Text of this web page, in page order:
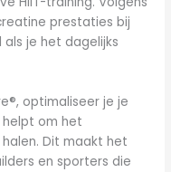
prestaties bij
als je het dagelijks
optimaliseer je je
om het
Dit maakt het
en sporters die